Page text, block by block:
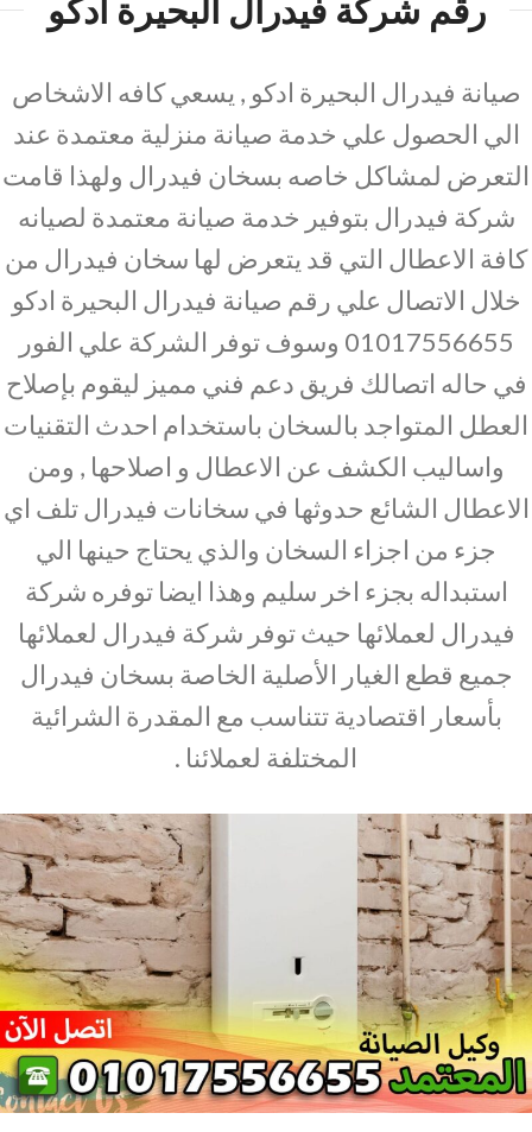
رقم شركة فيدرال البحيرة ادكو
صيانة فيدرال البحيرة ادكو , يسعي كافه الاشخاص
الي الحصول علي خدمة صيانة منزلية معتمدة عند
التعرض لمشاكل خاصه بسخان فيدرال ولهذا قامت
شركة فيدرال بتوفير خدمة صيانة معتمدة لصيانه
كافة الاعطال التي قد يتعرض لها سخان فيدرال من
خلال الاتصال علي رقم صيانة فيدرال البحيرة ادكو
01017556655 وسوف توفر الشركة علي الفور
في حاله اتصالك فريق دعم فني مميز ليقوم بإصلاح
العطل المتواجد بالسخان باستخدام احدث التقنيات
واساليب الكشف عن الاعطال و اصلاحها , ومن
الاعطال الشائع حدوثها في سخانات فيدرال تلف اي
جزء من اجزاء السخان والذي يحتاج حينها الي
استبداله بجزء اخر سليم وهذا ايضا توفره شركة
فيدرال لعملائها حيث توفر شركة فيدرال لعملائها
جميع قطع الغيار الأصلية الخاصة بسخان فيدرال
بأسعار اقتصادية تتناسب مع المقدرة الشرائية
المختلفة لعملائنا .